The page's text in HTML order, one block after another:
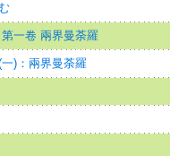
一卷 兩界曼荼羅
)：兩界曼荼羅